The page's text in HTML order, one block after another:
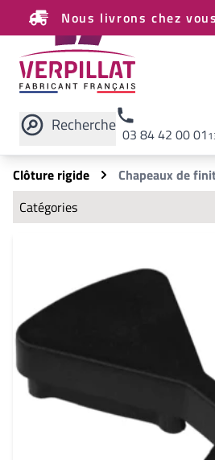
Nous livrons chez
Recherche 03 84 42 00 01
Rechercher sur le site
Clôture rigide
Chapeaux de
Catégories
Chapeaux de finition
Écarteurs
Bavolets
Pattes de fixation
Occultants
Portails et portillons